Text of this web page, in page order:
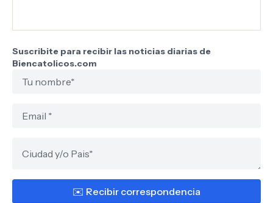
Suscribite para recibir las noticias diarias de
Biencatolicos.com